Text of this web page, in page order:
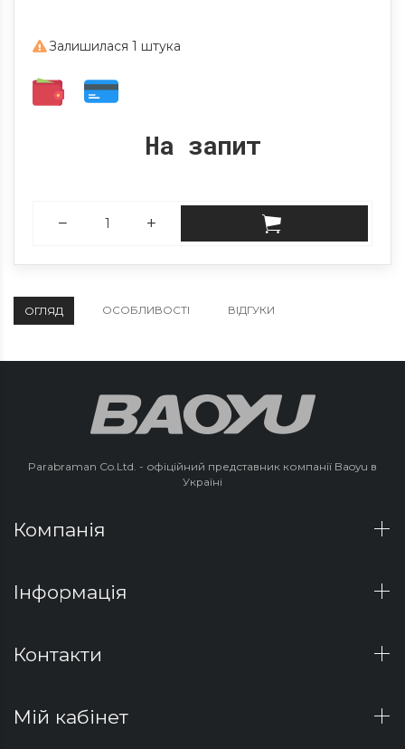
Залишилася 1 штука
На запит
ОГЛЯД ОСОБЛИВОСТІ ВІДГУКИ
Parabraman Co.Ltd. - офіційний представник компанії Baoyu в
Україні
Компанія
Інформація
Контакти
Мій кабінет